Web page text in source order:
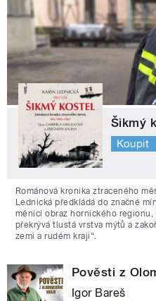
Šikmý
Koupit
Románová kronika ztraceného
Lednická předkládá do značné
měnící obraz hornického
překrývá tlustá vrstva mýtů a
zemi a rudém kraji“.
Pověsti z
Igor Bareš